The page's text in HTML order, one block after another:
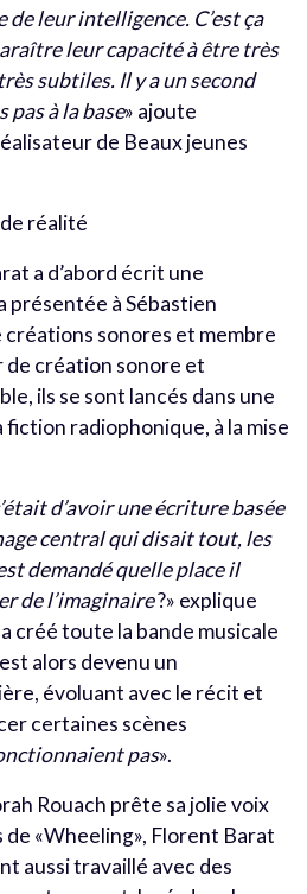
de leur intelligence. C’est ça
leur capacité à être très
subtiles. Il y a un second
pas à la base» ajoute
de Beaux jeunes
réalité
a d’abord écrit une
présentée à Sébastien
sonores et membre
de création sonore et
ils se sont lancés dans une
radiophonique, à la mise
’était d’avoir une écriture basée
central qui disait tout, les
demandé quelle place il
de l’imaginaire?» explique
créé toute la bande musicale
alors devenu un
évoluant avec le récit et
certaines scènes
pas».
Rouach prête sa jolie voix
«Wheeling», Florent Barat
aussi travaillé avec des